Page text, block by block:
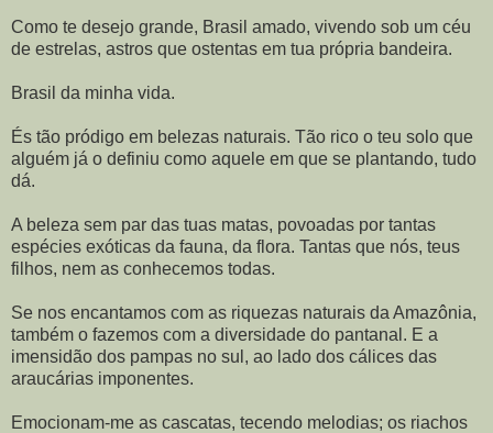
Como te desejo grande, Brasil amado, vivendo sob um céu
de estrelas, astros que ostentas em tua própria bandeira.
Brasil da minha vida.
És tão pródigo em belezas naturais. Tão rico o teu solo que
alguém já o definiu como aquele em que se plantando, tudo
dá.
A beleza sem par das tuas matas, povoadas por tantas
espécies exóticas da fauna, da flora. Tantas que nós, teus
filhos, nem as conhecemos todas.
Se nos encantamos com as riquezas naturais da Amazônia,
também o fazemos com a diversidade do pantanal. E a
imensidão dos pampas no sul, ao lado dos cálices das
araucárias imponentes.
Emocionam-me as cascatas, tecendo melodias; os riachos